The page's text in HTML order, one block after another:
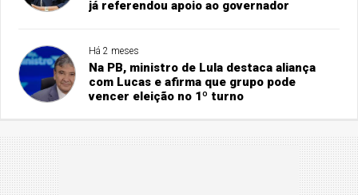
já referendou apoio ao governador
Há 2 meses
Na PB, ministro de Lula destaca aliança
com Lucas e afirma que grupo pode
vencer eleição no 1º turno